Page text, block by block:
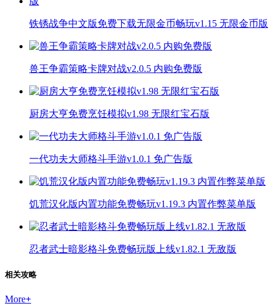
铁锈战争中文版免费下载无限金币畅玩v1.15 无限金币版
兽王争霸策略卡牌对战v2.0.5 内购免费版
厨房大亨免费烹饪模拟v1.98 无限红宝石版
一代功夫大师格斗手游v1.0.1 免广告版
饥荒汉化版内置功能免费畅玩v1.19.3 内置作弊菜单版
忍者武士暗影格斗免费畅玩版上线v1.82.1 无敌版
相关攻略
More+